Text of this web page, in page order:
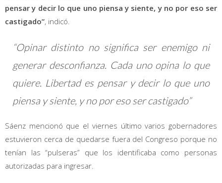
pensar y decir lo que uno piensa y siente, y no por eso ser
castigado”, indicó.
“Opinar distinto no significa ser enemigo ni
generar desconfianza. Cada uno opina lo que
quiere. Libertad es pensar y decir lo que uno
piensa y siente, y no por eso ser castigado”
Sáenz mencionó que el viernes último varios gobernadores
estuvieron cerca de quedarse fuera del Congreso porque no
tenían las “pulseras” que los identificaba como personas
autorizadas para ingresar.